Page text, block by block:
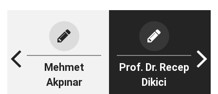
Mehmet
Akpınar
Prof. Dr. Recep
Dikici